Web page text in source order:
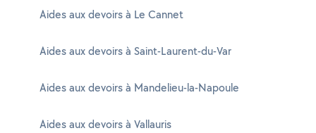
Aides aux devoirs à Le Cannet
Aides aux devoirs à Saint-Laurent-du-Var
Aides aux devoirs à Mandelieu-la-Napoule
Aides aux devoirs à Vallauris